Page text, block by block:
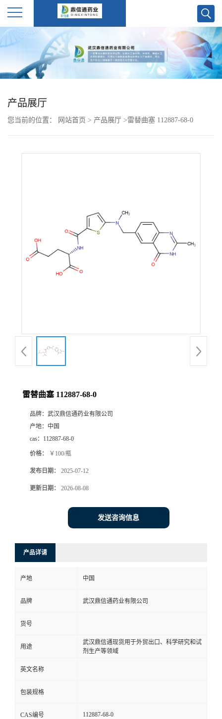
公
产
产品展厅
您当前的位置： 网站首页 > 产品展厅 >雷替曲塞 112887-68-0
雷替曲塞 112887-68-0
品牌： 武汉鼎信通药业有限公司
产地： 中国
cas： 112887-68-0
价格： ￥100/瓶
发布日期： 2025-07-12
更新日期： 2026-08-08
发送咨询信息
产品详请
产地 中国
品牌 武汉鼎信通药业有限公司
货号
用途
武汉鼎信通现货用于外贸出口、科学研究和试
剂生产等领域
英文名称
包装规格
CAS编号 112887-68-0